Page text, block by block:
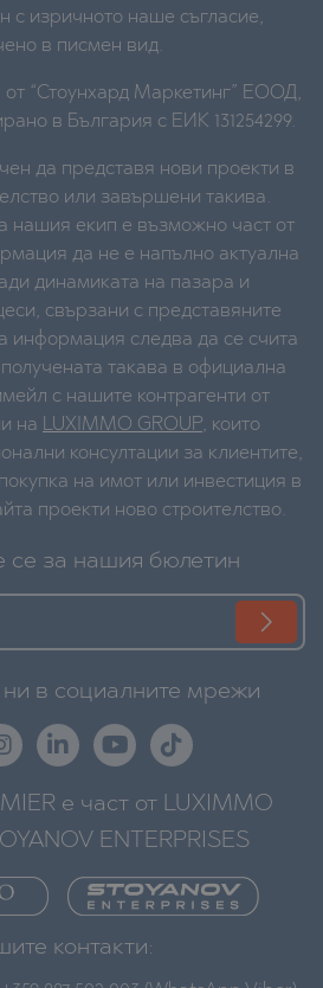
с изричното наше съгласие,
в писмен вид.
от “Стоунхард Маркетинг” ЕООД,
в България с ЕИК 131254299.
да представя нови проекти в
или завършени такива.
нашия екип е възможно част от
да не е напълно актуална
динамиката на пазара и
свързани с представяните
информация следва да се счита
такава в официална
с нашите контрагенти от
на LUXIMMO GROUP, които
консултации за клиентите,
на имот или инвестиция в
проекти ново строителство.
се за нашия бюлетин
ни в социалните мрежи
е част от LUXIMMO
ENTERPRISES
контакти: